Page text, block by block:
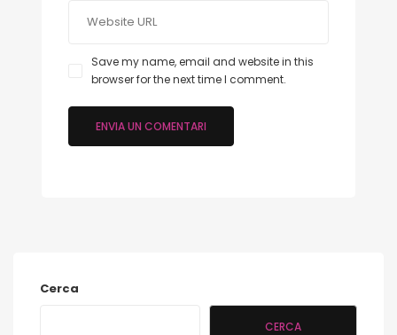
Save my name, email and website in this
browser for the next time I comment.
Cerca
CERCA